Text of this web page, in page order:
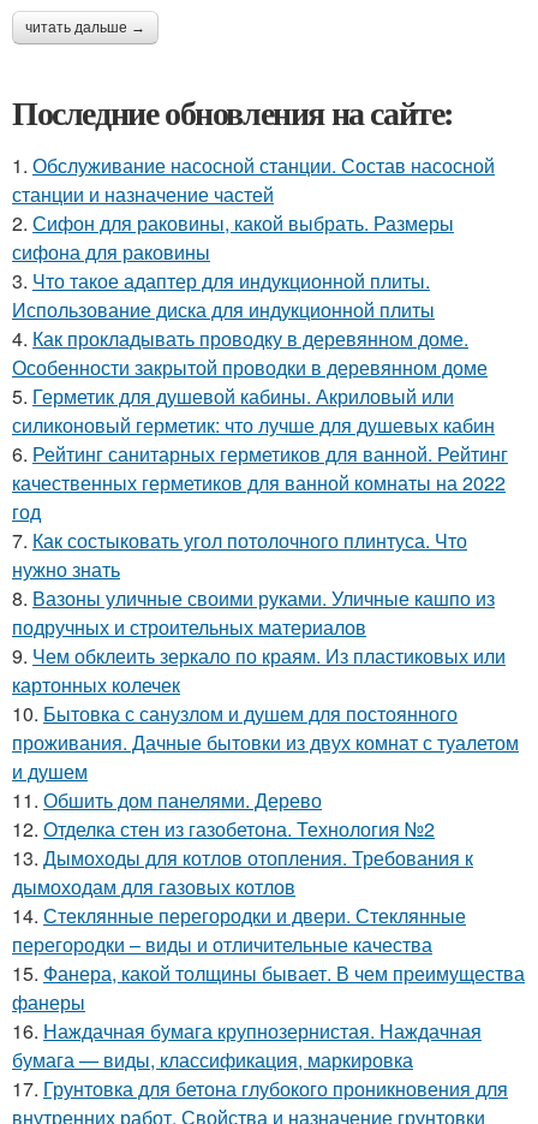
читать дальше →
Последние обновления на сайте:
1. Обслуживание насосной станции. Состав насосной
станции и назначение частей
2. Сифон для раковины, какой выбрать. Размеры
сифона для раковины
3. Что такое адаптер для индукционной плиты.
Использование диска для индукционной плиты
4. Как прокладывать проводку в деревянном доме.
Особенности закрытой проводки в деревянном доме
5. Герметик для душевой кабины. Акриловый или
силиконовый герметик: что лучше для душевых кабин
6. Рейтинг санитарных герметиков для ванной. Рейтинг
качественных герметиков для ванной комнаты на 2022
год
7. Как состыковать угол потолочного плинтуса. Что
нужно знать
8. Вазоны уличные своими руками. Уличные кашпо из
подручных и строительных материалов
9. Чем обклеить зеркало по краям. Из пластиковых или
картонных колечек
10. Бытовка с санузлом и душем для постоянного
проживания. Дачные бытовки из двух комнат с туалетом
и душем
11. Обшить дом панелями. Дерево
12. Отделка стен из газобетона. Технология №2
13. Дымоходы для котлов отопления. Требования к
дымоходам для газовых котлов
14. Стеклянные перегородки и двери. Стеклянные
перегородки – виды и отличительные качества
15. Фанера, какой толщины бывает. В чем преимущества
фанеры
16. Наждачная бумага крупнозернистая. Наждачная
бумага — виды, классификация, маркировка
17. Грунтовка для бетона глубокого проникновения для
внутренних работ. Свойства и назначение грунтовки